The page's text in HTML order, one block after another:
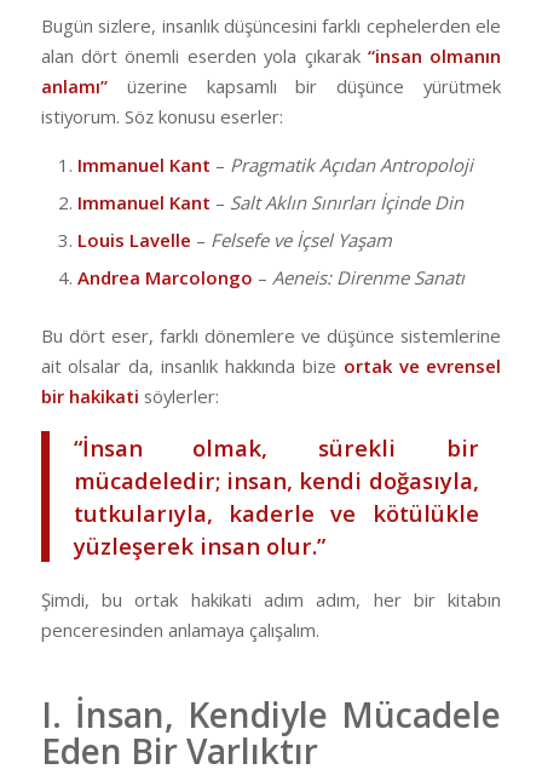
Bugün sizlere, insanlık düşüncesini farklı cephelerden ele
alan dört önemli eserden yola çıkarak “insan olmanın
anlamı”üzerine kapsamlı bir düşünce yürütmek
istiyorum. Söz konusu eserler:
Immanuel Kant – Pragmatik AçıdanAntropoloji
Immanuel Kant – Salt Aklın Sınırları İçinde Din
Louis Lavelle – Felsefe ve İçsel Yaşam
Andrea Marcolongo – Aeneis: Direnme Sanatı
Bu dört eser, farklı dönemlere ve düşünce sistemlerine
ait olsalar da, insanlık hakkında bize ortak ve evrensel
bir hakikati söylerler:
“İnsan olmak, sürekli bir
mücadeledir; insan, kendi doğasıyla,
tutkularıyla, kaderle ve kötülükle
yüzleşerek insan olur.”
Şimdi, bu ortak hakikati adım adım, her bir kitabın
penceresinden anlamaya çalışalım.
I. İnsan, Kendiyle Mücadele
Eden Bir Varlıktır